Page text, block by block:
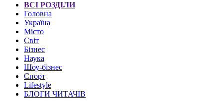
ВСІ РОЗДІЛИ
Головна
Україна
Місто
Світ
Бізнес
Наука
Шоу-бізнес
Спорт
Lifestyle
БЛОГИ ЧИТАЧІВ